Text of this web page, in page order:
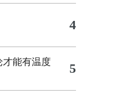
4
才能有温度 5